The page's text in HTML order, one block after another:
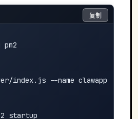
index.js --name clawapp
复制
复制